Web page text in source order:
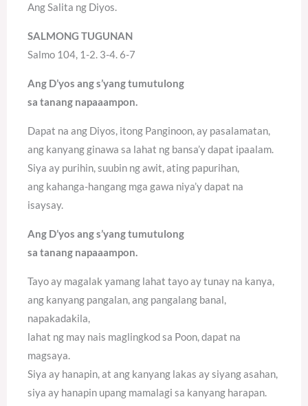
Ang Salita ng Diyos.
SALMONG TUGUNAN
Salmo 104, 1-2. 3-4. 6-7
Ang D’yos ang s’yang tumutulong
sa tanang napaaampon.
Dapat na ang Diyos, itong Panginoon, ay pasalamatan,
ang kanyang ginawa sa lahat ng bansa’y dapat ipaalam.
Siya ay purihin, suubin ng awit, ating papurihan,
ang kahanga-hangang mga gawa niya’y dapat na
isaysay.
Ang D’yos ang s’yang tumutulong
sa tanang napaaampon.
Tayo ay magalak yamang lahat tayo ay tunay na kanya,
ang kanyang pangalan, ang pangalang banal,
napakadakila,
lahat ng may nais maglingkod sa Poon, dapat na
magsaya.
Siya ay hanapin, at ang kanyang lakas ay siyang asahan,
siya ay hanapin upang mamalagi sa kanyang harapan.